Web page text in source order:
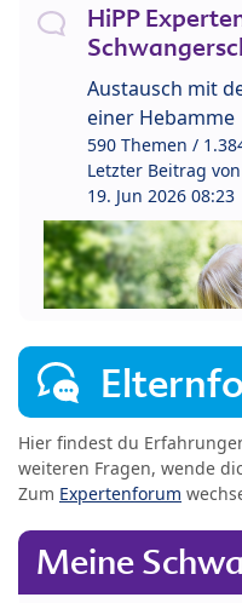
HiPP
Austausch mit
einer Hebamme
590 Themen /
Letzter Beitrag von
19. Jun 2026 08:23
Hier findest du
weiteren Fragen, wende
Zum Expertenforum
Meine